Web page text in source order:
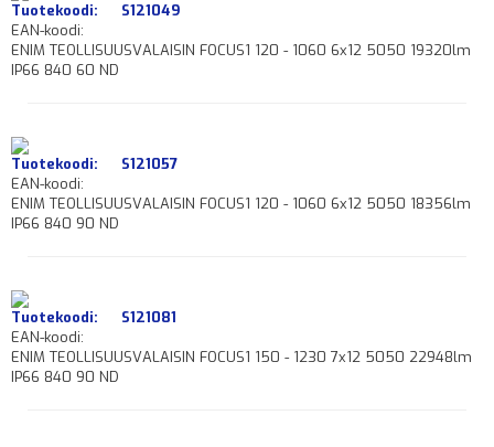
Tuotekoodi:
S121049
EAN-koodi:
ENIM TEOLLISUUSVALAISIN FOCUS1 120 - 1060 6x12 5050 19320lm
IP66 840 60 ND
Tuotekoodi:
S121057
EAN-koodi:
ENIM TEOLLISUUSVALAISIN FOCUS1 120 - 1060 6x12 5050 18356lm
IP66 840 90 ND
Tuotekoodi:
S121081
EAN-koodi:
ENIM TEOLLISUUSVALAISIN FOCUS1 150 - 1230 7x12 5050 22948lm
IP66 840 90 ND